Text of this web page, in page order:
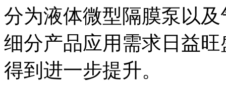
分为液体微型隔膜泵以
细分产品应用需求日益
得到进一步提升。‌‌